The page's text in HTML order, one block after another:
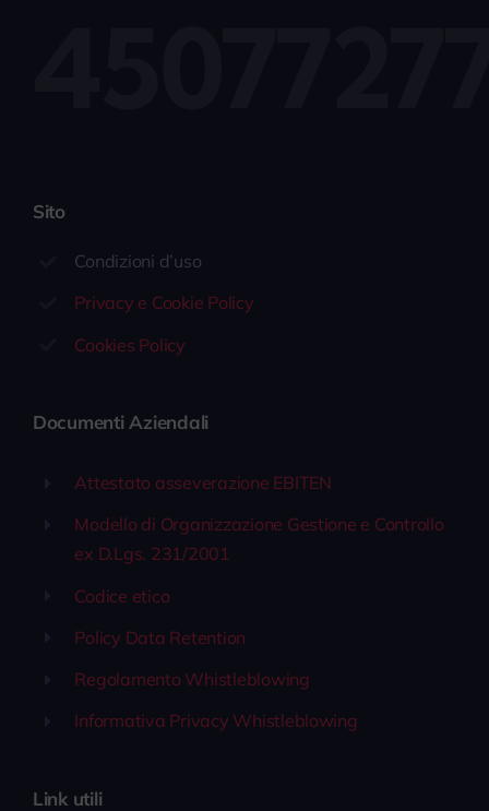
Sito
Condizioni d’uso
Privacy e Cookie Policy
Cookies Policy
Documenti Aziendali
Attestato asseverazione EBITEN
Modello di Organizzazione Gestione e Controllo
ex D.Lgs. 231/2001
Codice etico
Policy Data Retention
Regolamento Whistleblowing
Informativa Privacy Whistleblowing
Link utili